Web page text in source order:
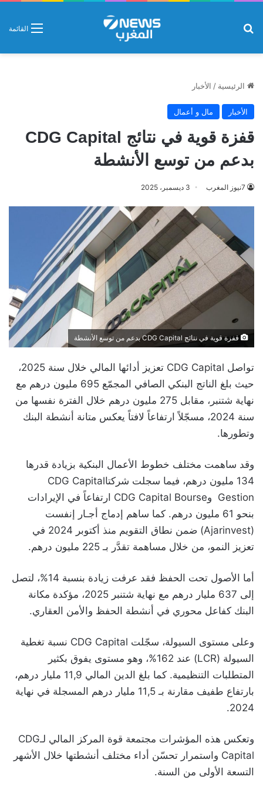
القائمة
الرئيسية / الأخبار
الأخبار مال و أعمال
قفزة قوية في نتائج CDG Capital
بدعم من توسع الأنشطة
7نيوز المغرب 3 ديسمبر، 2025
قفزة قوية في نتائج CDG Capital بدعم من توسع الأنشطة
تواصل CDG Capital تعزيز أدائها المالي خلال سنة 2025،
حيث بلغ الناتج البنكي الصافي المجمّع 695 مليون درهم مع
نهاية شتنبر، مقابل 275 مليون درهم خلال الفترة نفسها من
سنة 2024، مسجّلاً ارتفاعاً لافتاً يعكس متانة أنشطة البنك
وتطورها.
وقد ساهمت مختلف خطوط الأعمال البنكية بزيادة قدرها
134 مليون درهم، فيما سجلت شركتاCDG Capital
Gestion وCDG Capital Bourse ارتفاعاً في الإيرادات
بنحو 61 مليون درهم. كما ساهم إدماج أجـار إنفست
(Ajarinvest) ضمن نطاق التقويم منذ أكتوبر 2024 في
تعزيز النمو، من خلال مساهمة تقدَّر بـ 225 مليون درهم.
أما الأصول تحت الحفظ فقد عرفت زيادة بنسبة 14%، لتصل
إلى 637 مليار درهم مع نهاية شتنبر 2025، مؤكدة مكانة
البنك كفاعل محوري في أنشطة الحفظ والأمن العقاري.
وعلى مستوى السيولة، سجّلت CDG Capital نسبة تغطية
السيولة (LCR) عند 162%، وهو مستوى يفوق بكثير
المتطلبات التنظيمية. كما بلغ الدين المالي 11,9 مليار درهم،
بارتفاع طفيف مقارنة بـ 11,5 مليار درهم المسجلة في نهاية
2024.
وتعكس هذه المؤشرات مجتمعة قوة المركز المالي لـCDG
Capital واستمرار تحسّن أداء مختلف أنشطتها خلال الأشهر
التسعة الأولى من السنة.